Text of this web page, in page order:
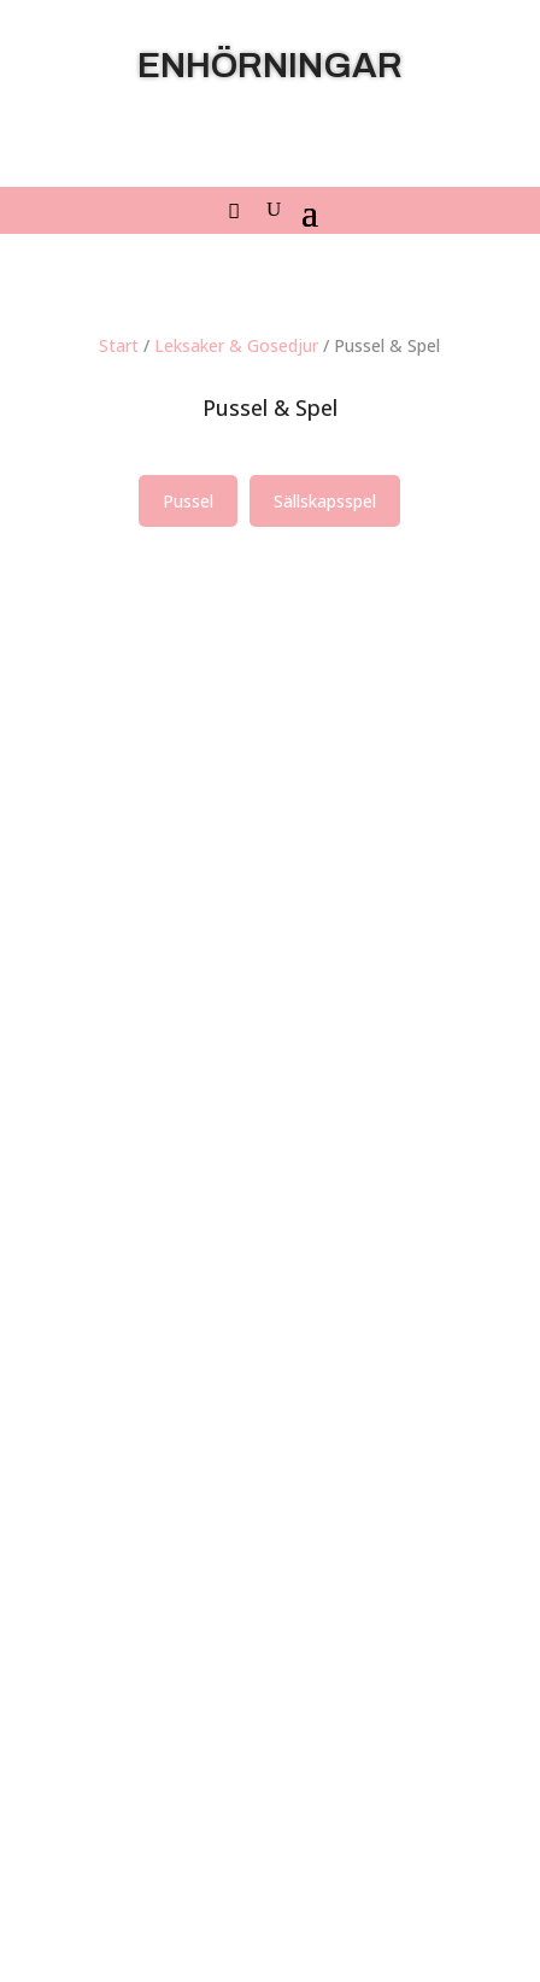
ENHÖRNINGAR
Start / Leksaker & Gosedjur / Pussel & Spel
Pussel & Spel
Pussel Sällskapsspel